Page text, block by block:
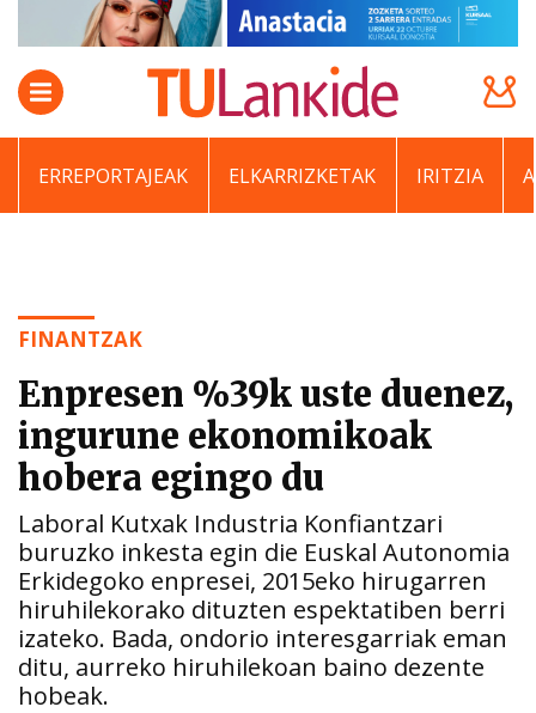
ERREPORTAJEAK ELKARRIZKETAK IRITZIA
FINANTZAK
Enpresen %39k uste duenez,
ingurune ekonomikoak
hobera egingo du
Laboral Kutxak Industria Konfiantzari
buruzko inkesta egin die Euskal Autonomia
Erkidegoko enpresei, 2015eko hirugarren
hiruhilekorako dituzten espektatiben berri
izateko. Bada, ondorio interesgarriak eman
ditu, aurreko hiruhilekoan baino dezente
hobeak.